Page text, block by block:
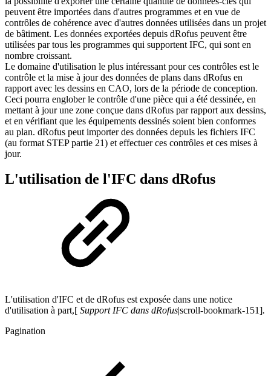
peuvent être importées dans d'autres programmes et en vue de
contrôles de cohérence avec d'autres données utilisées dans un projet
de bâtiment. Les données exportées depuis dRofus peuvent être
utilisées par tous les programmes qui supportent IFC, qui sont en
nombre croissant.
Le domaine d'utilisation le plus intéressant pour ces contrôles est le
contrôle et la mise à jour des données de plans dans dRofus en
rapport avec les dessins en CAO, lors de la période de conception.
Ceci pourra englober le contrôle d'une pièce qui a été dessinée, en
mettant à jour une zone conçue dans dRofus par rapport aux dessins,
et en vérifiant que les équipements dessinés soient bien conformes
au plan. dRofus peut importer des données depuis les fichiers IFC
(au format STEP partie 21) et effectuer ces contrôles et ces mises à
jour.
L'utilisation de l'IFC dans dRofus
L'utilisation d'IFC et de dRofus est exposée dans une notice
d'utilisation à part,[ Support IFC dans dRofus|scroll-bookmark-151].
Pagination